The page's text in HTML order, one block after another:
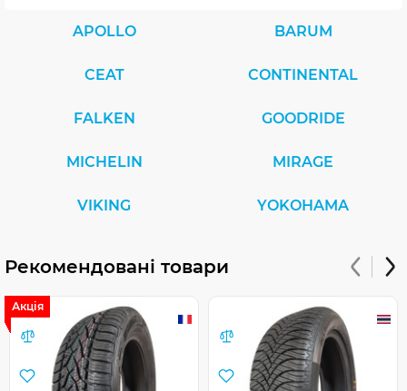
APOLLO BARUM
CEAT CONTINENTAL
FALKEN GOODRIDE
MICHELIN MIRAGE
VIKING YOKOHAMA
Рекомендовані товари
Акція